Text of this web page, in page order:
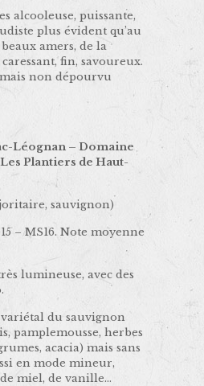
alcooleuse, puissante,
plus évident qu’au
amers, de la
fin, savoureux.
non dépourvu
Léognan – Domaine
Plantiers de Haut-
sauvignon)
– MS16. Note moyenne
lumineuse, avec des
du sauvignon
pamplemousse, herbes
acacia) mais sans
en mode mineur,
miel, de vanille…